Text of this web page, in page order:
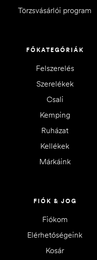
Törzsvásárlói program
FŐKATEGÓRIÁK
Felszerelés
Szerelékek
Csali
Kemping
Ruházat
Kellékek
Márkáink
FIÓK & JOG
Fiókom
Elérhetőségeink
Kosár